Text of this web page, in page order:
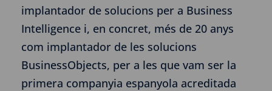
implantador de solucions per a Business
Intelligence i, en concret, més de 20 anys
com implantador de les solucions
BusinessObjects, per a les que vam ser la
primera companyia espanyola acreditada